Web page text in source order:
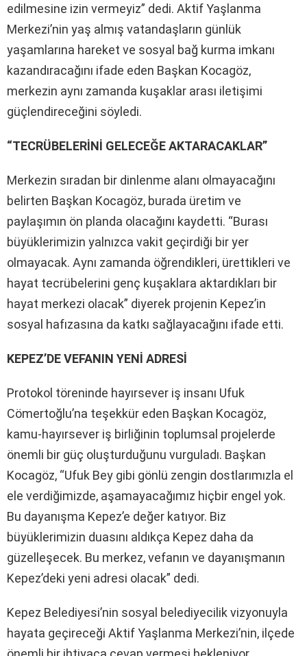
edilmesine izin vermeyiz” dedi. Aktif Yaşlanma
Merkezi’nin yaş almış vatandaşların günlük
yaşamlarına hareket ve sosyal bağ kurma imkanı
kazandıracağını ifade eden Başkan Kocagöz,
merkezin aynı zamanda kuşaklar arası iletişimi
güçlendireceğini söyledi.
“TECRÜBELERİNİ GELECEĞE AKTARACAKLAR”
Merkezin sıradan bir dinlenme alanı olmayacağını
belirten Başkan Kocagöz, burada üretim ve
paylaşımın ön planda olacağını kaydetti. “Burası
büyüklerimizin yalnızca vakit geçirdiği bir yer
olmayacak. Aynı zamanda öğrendikleri, ürettikleri ve
hayat tecrübelerini genç kuşaklara aktardıkları bir
hayat merkezi olacak” diyerek projenin Kepez’in
sosyal hafızasına da katkı sağlayacağını ifade etti.
KEPEZ’DE VEFANIN YENİ ADRESİ
Protokol töreninde hayırsever iş insanı Ufuk
Cömertoğlu’na teşekkür eden Başkan Kocagöz,
kamu-hayırsever iş birliğinin toplumsal projelerde
önemli bir güç oluşturduğunu vurguladı. Başkan
Kocagöz, “Ufuk Bey gibi gönlü zengin dostlarımızla el
ele verdiğimizde, aşamayacağımız hiçbir engel yok.
Bu dayanışma Kepez’e değer katıyor. Biz
büyüklerimizin duasını aldıkça Kepez daha da
güzelleşecek. Bu merkez, vefanın ve dayanışmanın
Kepez’deki yeni adresi olacak” dedi.
Kepez Belediyesi’nin sosyal belediyecilik vizyonuyla
hayata geçireceği Aktif Yaşlanma Merkezi’nin, ilçede